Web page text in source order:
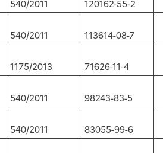
540/2011 120162-55-2
540/2011 113614-08-7
1175/2013 71626-11-4
540/2011 98243-83-5
540/2011 83055-99-6